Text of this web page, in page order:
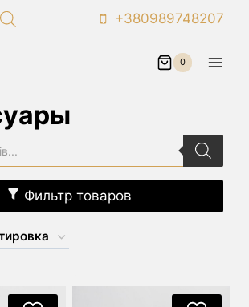
+380989748207
0
Фильтр товаров